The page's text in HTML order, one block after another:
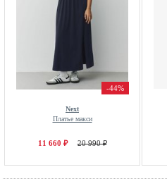
-44%
Next
Платье макси
11 660 ₽ 20 990 ₽